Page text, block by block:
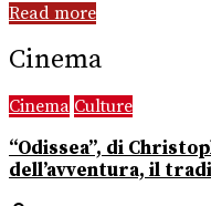
Read more
Cinema
Cinema Culture
“Odissea”, di
dell’avventura, il